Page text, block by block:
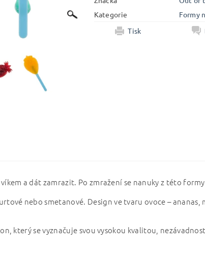
Kategorie
Formy
Tisk
a dát zamrazit. Po zmražení se nanuky z této
nebo smetanové. Design ve tvaru ovoce – ananas,
který se vyznačuje svou vysokou kvalitou,